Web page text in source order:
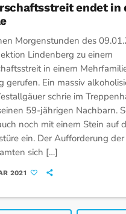
endet in
Morgenstunden des
Lindenberg zu einem
in einem
gerufen. Ein massiv
schrie im
59-jährigen Nachbarn.
noch mit einem Stein auf
ein. Der Aufforderung der
sich […]
2021